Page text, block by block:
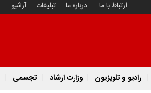
ارتباط با ما درباره ما تبلیغات آرشیو
رادیو و تلویزیون وزارت ارشاد تجسمی